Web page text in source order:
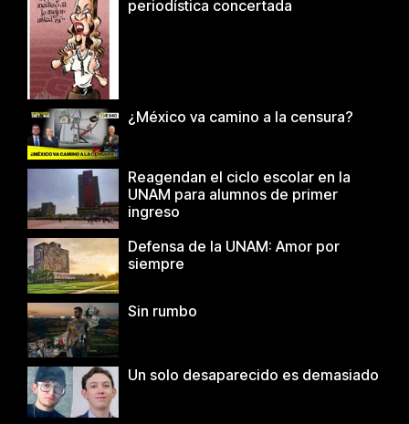
periodística concertada
¿México va camino a la censura?
Reagendan el ciclo escolar en la
UNAM para alumnos de primer
ingreso
Defensa de la UNAM: Amor por
siempre
Sin rumbo
Un solo desaparecido es demasiado